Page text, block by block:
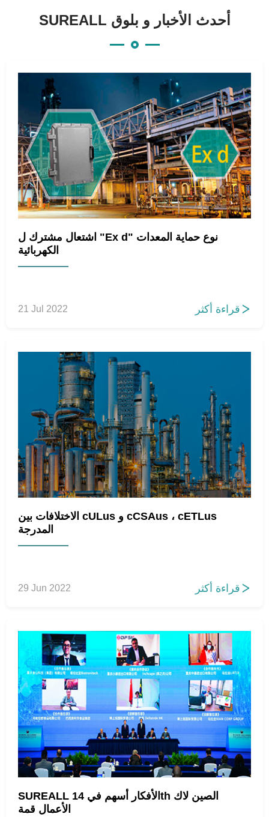
SUREALL أحدث الأخبار و بلوق
اشتعال مشترك ل "Ex d" نوع حماية المعدات
الكهربائية
21 Jul 2022 قراءة أكثر 
الاختلافات بين cULus و cCSAus ، cETLus
المدرجة
29 Jun 2022 قراءة أكثر 
SUREALL الأفكار أسهم في 14th الصين لاك
الأعمال قمة